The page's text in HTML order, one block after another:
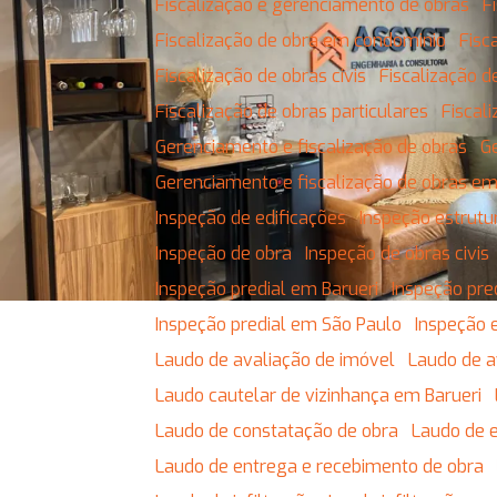
Fiscalização e gerenciamento de obras
Fiscalização de obra em condominio
Fiscalização de obras civis
Fiscalização
Fiscalização de obras particulares
Gerenciamento e fiscalização de obras
Gerenciamento e fiscalização de obras
Inspeção de edificações
Inspeção
Inspeção de obra
Inspeção de obras civis
Inspeção predial em Barueri
Inspeção
Inspeção predial em São Paulo
Inspeção
Laudo de avaliação de imóvel
Laudo de
Laudo cautelar de vizinhança em Barueri
Laudo de constatação de obra
Laudo
Laudo de entrega e recebimento de obra